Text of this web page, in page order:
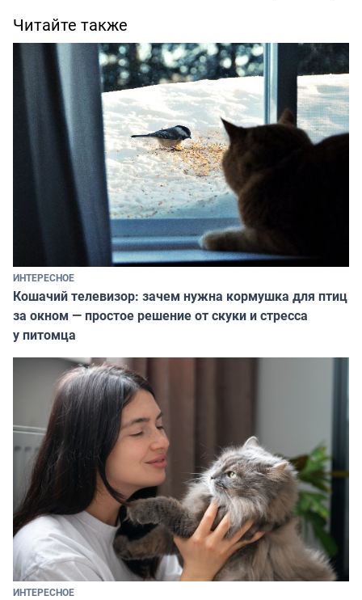
Читайте также
ИНТЕРЕСНОЕ
Кошачий телевизор: зачем нужна кормушка для птиц
за окном — простое решение от скуки и стресса
у питомца
ИНТЕРЕСНОЕ